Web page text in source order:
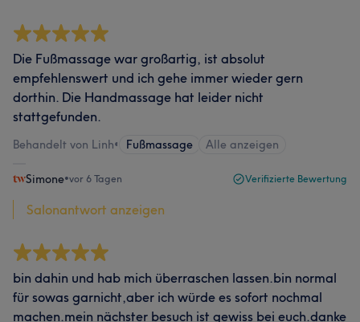
Die Fußmassage war großartig, ist absolut
empfehlenswert und ich gehe immer wieder gern
dorthin. Die Handmassage hat leider nicht
stattgefunden.
Behandelt von Linh• Fußmassage Alle anzeigen
Simone•vor 6 Tagen Verifizierte Bewertung
Salonantwort anzeigen
bin dahin und hab mich überraschen lassen.bin normal
für sowas garnicht,aber ich würde es sofort nochmal
machen.mein nächster besuch ist gewiss bei euch.danke